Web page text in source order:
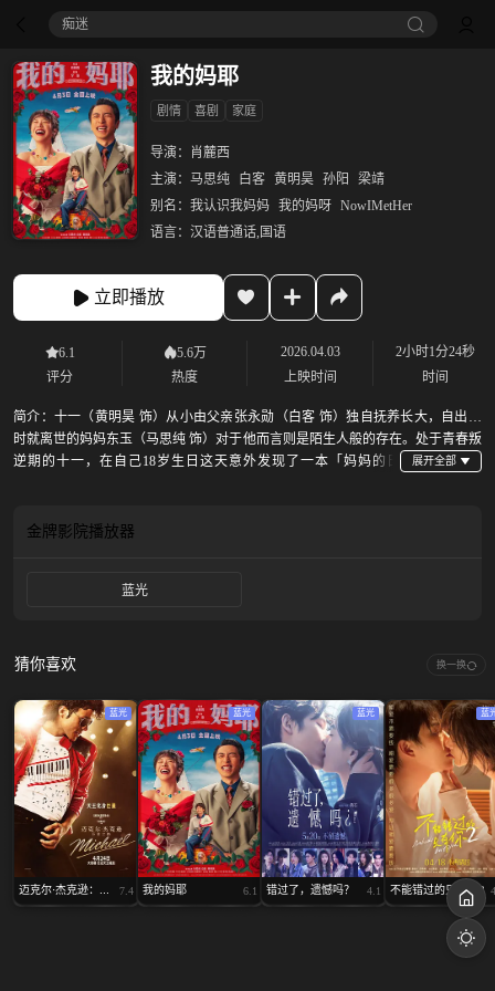
痴迷
我的妈耶
剧情 喜剧 家庭
导演：
肖麓西
主演： 马思纯 白客 黄明昊 孙阳
梁靖
别名： 我认识我妈妈 我的妈呀 NowIMetHer
语言： 汉语普通话,国语
立即播放
6.1
评分
5.6万
热度
2026.04.03
上映时间
2小时1分24秒
时间
简介： 十一（黄明昊 饰）从小由父亲张永勋（白客 饰）独自抚养长大，自出生
时就离世的妈妈东玉（马思纯 饰）对于他而言则是陌生人般的存在。处于青春叛
逆期的十一，在自己18岁生日这天意外发现了一本「妈妈的日
（梁靖康 饰）、高中闺蜜彩霞（嵇嘉禾 饰）、发小刘皮孩（王天放 饰）、初恋
到了她对自己从始至终不曾缺席的爱……
金牌影院播放器
蓝光
猜你喜欢 换一换
蓝光
迈克尔·杰克逊：... 7.4
蓝光
我的妈耶 6.1
蓝光
错过了，遗憾吗？ 4.1
蓝
不能错过的只有你2